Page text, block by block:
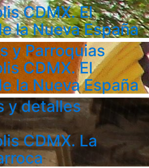
CDMX. El
la Nueva España
y Parroquias
CDMX. El
la Nueva España
y detalles
CDMX. La